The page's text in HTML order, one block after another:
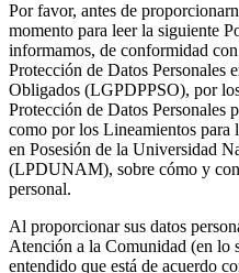
Por favor, antes de
momento para leer la siguiente
informamos, de conformidad
Protección de Datos Personales
Obligados (LGPDPPSO), por
Protección de Datos Personales
como por los Lineamientos para
en Posesión de la Universidad
(LPDUNAM), sobre cómo y
personal.
Al proporcionar sus datos
Atención a la Comunidad (en lo
entendido que está de acuerdo